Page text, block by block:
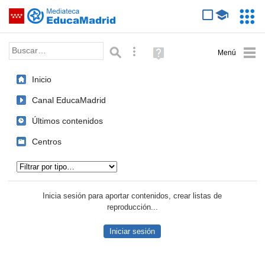
Saltar navegación
Palabra o frase: Búsqueda avanzada
Ayuda
(en
Inicio
Canal EducaMadrid
Últimos contenidos
Centros
Inicia sesión para aportar contenidos, crear listas de
reproducción...
Iniciar sesión